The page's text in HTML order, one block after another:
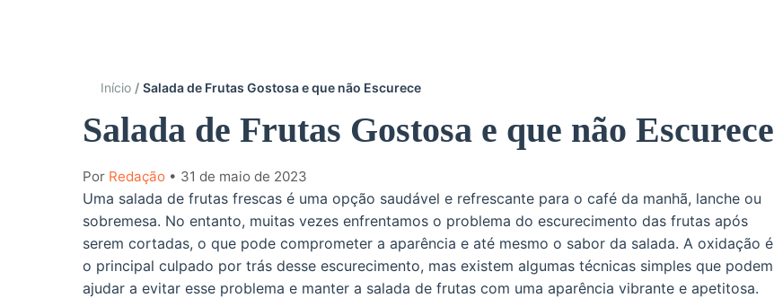
Início Salada de Frutas Gostosa e que não Escurece
Salada de Frutas Gostosa e que não Escurece
Por Redação • 31 de maio de 2023
Uma salada de frutas frescas é uma opção saudável e refrescante para o café da manhã, lanche ou
sobremesa. No entanto, muitas vezes enfrentamos o problema do escurecimento das frutas após
serem cortadas, o que pode comprometer a aparência e até mesmo o sabor da salada. A oxidação é
o principal culpado por trás desse escurecimento, mas existem algumas técnicas simples que podem
ajudar a evitar esse problema e manter a salada de frutas com uma aparência vibrante e apetitosa.